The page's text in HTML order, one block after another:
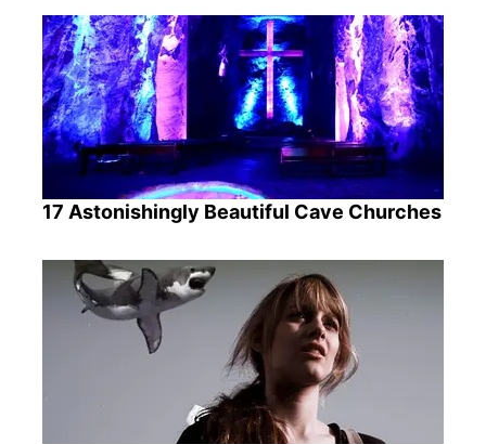
17 Astonishingly Beautiful Cave Churches